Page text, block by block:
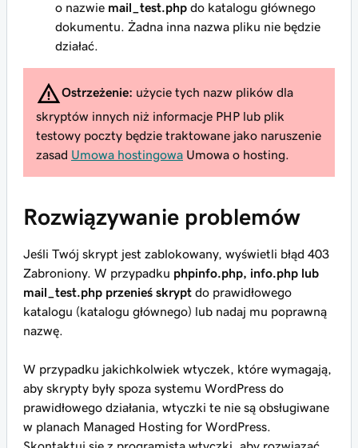
o nazwie mail_test.php do katalogu głównego
dokumentu. Żadna inna nazwa pliku nie będzie
działać.
Ostrzeżenie: użycie tych nazw plików dla
skryptów innych niż informacje PHP lub plik
testowy poczty będzie traktowane jako naruszenie
zasad Umowa hostingowa Umowa o hosting.
Rozwiązywanie problemów
Jeśli Twój skrypt jest zablokowany, wyświetli błąd 403
Zabroniony. W przypadku phpinfo.php, info.php lub
mail_test.php przenieś skrypt do prawidłowego
katalogu (katalogu głównego) lub nadaj mu poprawną
nazwę.
W przypadku jakichkolwiek wtyczek, które wymagają,
aby skrypty były spoza systemu WordPress do
prawidłowego działania, wtyczki te nie są obsługiwane
w planach Managed Hosting for WordPress.